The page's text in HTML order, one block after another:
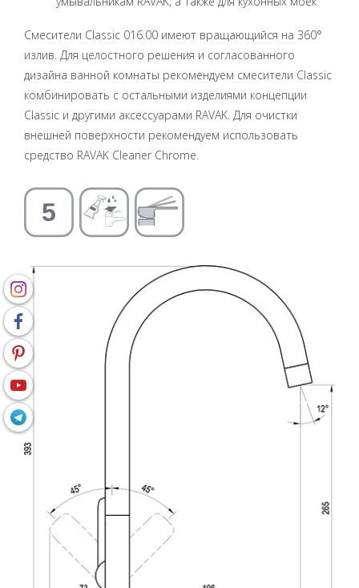
Смесители Classic 016.00 имеют вращающийся на 360°
излив. Для целостного решения и согласованного
дизайна ванной комнаты рекомендуем смесители Classic
комбинировать с остальными изделиями концепции
Classic и другими аксессуарами RAVAK. Для очистки
внешней поверхности рекомендуем использовать
средство RAVAK Cleaner Chrome.